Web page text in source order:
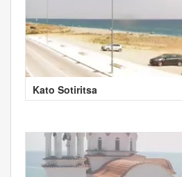
Kato Sotiritsa